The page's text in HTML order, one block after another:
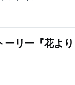
ーリー『花より